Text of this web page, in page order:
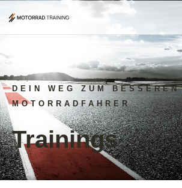
DEIN WEG ZUM BESSEREN
MOTORRADFAHRER
Trainings